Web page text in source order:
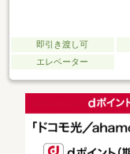
即引き渡し可
エレベーター